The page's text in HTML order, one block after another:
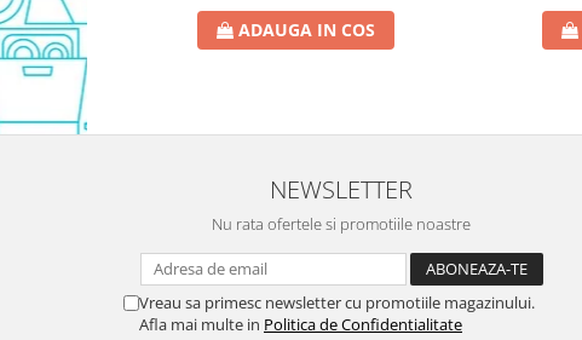
Cif Spray Baie
Detartrant WC
Dezinfectant Baie
Dezinfectant Bucatarie
Dezinfectant Sano
Igienol Dezinfectant
Produse Curatenie Baie
Produse Sano Baie
ADAUGA IN COS
NEWSLETTER
Nu rata ofertele si promotiile noastre
Vreau sa primesc newsletter cu promotiile magazinului.
Afla mai multe in Politica de Confidentialitate